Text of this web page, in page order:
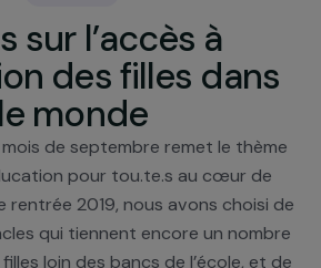
sur l’accès à
des filles
le monde
le mois de septembre remet le
pour tou.te.s au cœur de
rentrée 2019, nous avons